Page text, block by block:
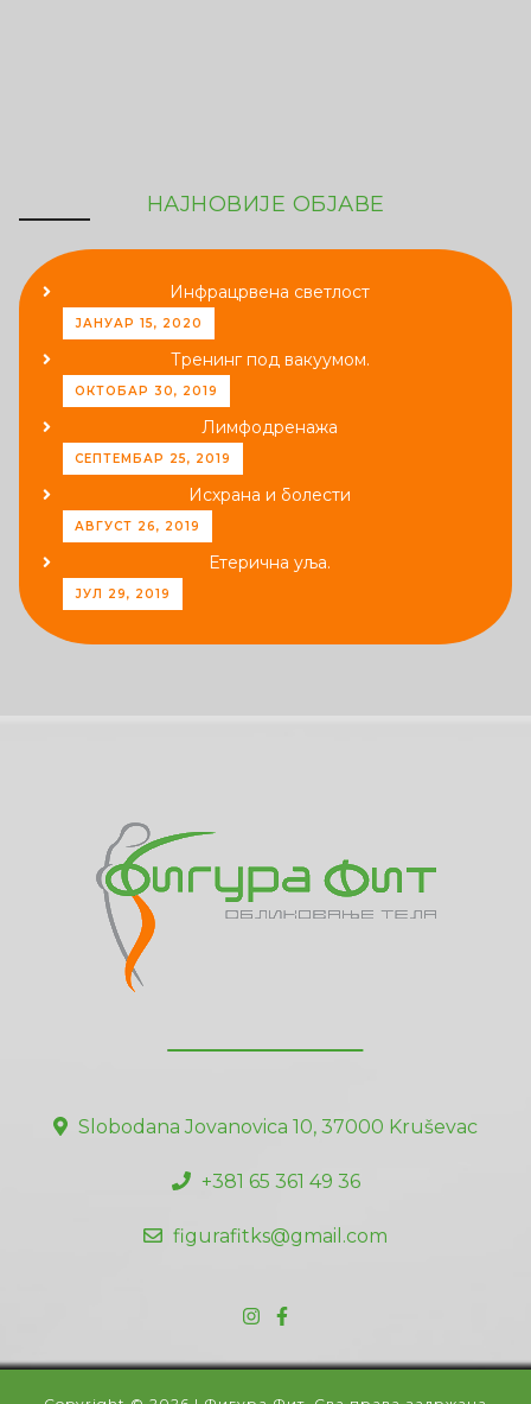
НАЈНОВИЈЕ ОБЈАВЕ
Инфрацрвена светлост
ЈАНУАР 15, 2020
Тренинг под вакуумом.
ОКТОБАР 30, 2019
Лимфодренажа
СЕПТЕМБАР 25, 2019
Исхрана и болести
АВГУСТ 26, 2019
Етерична уља.
ЈУЛ 29, 2019
Slobodana Jovanovica 10, 37000 Kruševac
+381 65 361 49 36
figurafitks@gmail.com